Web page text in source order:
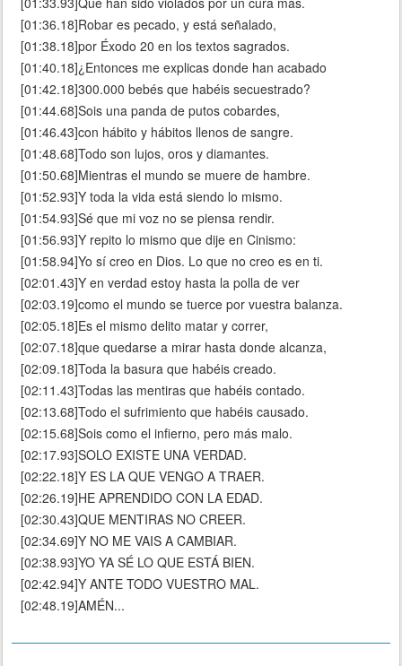
[01:36.18]Robar es pecado, y está señalado,
[01:38.18]por Éxodo 20 en los textos sagrados.
[01:40.18]¿Entonces me explicas donde han acabado
[01:42.18]300.000 bebés que habéis secuestrado?
[01:44.68]Sois una panda de putos cobardes,
[01:46.43]con hábito y hábitos llenos de sangre.
[01:48.68]Todo son lujos, oros y diamantes.
[01:50.68]Mientras el mundo se muere de hambre.
[01:52.93]Y toda la vida está siendo lo mismo.
[01:54.93]Sé que mi voz no se piensa rendir.
[01:56.93]Y repito lo mismo que dije en Cinismo:
[01:58.94]Yo sí creo en Dios. Lo que no creo es en ti.
[02:01.43]Y en verdad estoy hasta la polla de ver
[02:03.19]como el mundo se tuerce por vuestra balanza.
[02:05.18]Es el mismo delito matar y correr,
[02:07.18]que quedarse a mirar hasta donde alcanza,
[02:09.18]Toda la basura que habéis creado.
[02:11.43]Todas las mentiras que habéis contado.
[02:13.68]Todo el sufrimiento que habéis causado.
[02:15.68]Sois como el infierno, pero más malo.
[02:17.93]SOLO EXISTE UNA VERDAD.
[02:22.18]Y ES LA QUE VENGO A TRAER.
[02:26.19]HE APRENDIDO CON LA EDAD.
[02:30.43]QUE MENTIRAS NO CREER.
[02:34.69]Y NO ME VAIS A CAMBIAR.
[02:38.93]YO YA SÉ LO QUE ESTÁ BIEN.
[02:42.94]Y ANTE TODO VUESTRO MAL.
[02:48.19]AMÉN...